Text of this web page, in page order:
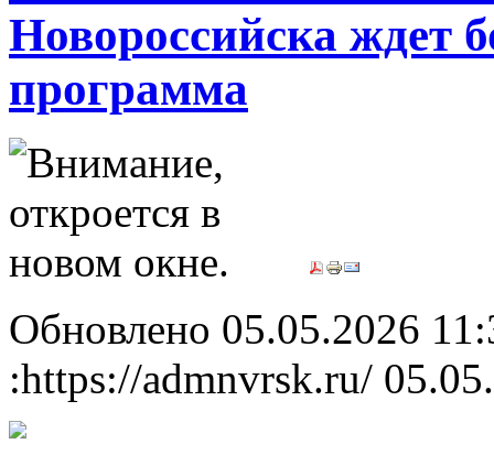
Новороссийска ждет
программа
Обновлено 05.05.2026
:https://admnvrsk.ru/